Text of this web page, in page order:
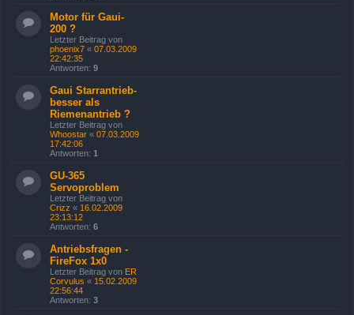
Motor für Gaui-
200 ?
Letzter Beitrag von
phoenix7 « 07.03.2009
22:42:35
Antworten: 9
Gaui Starrantrieb-
besser als
Riemenantrieb ?
Letzter Beitrag von
Whoostar « 07.03.2009
17:42:06
Antworten: 1
GU-365
Servoproblem
Letzter Beitrag von
Crizz « 16.02.2009
23:13:12
Antworten: 6
Antriebsfragen -
FireFox 1x0
Letzter Beitrag von ER
Corvulus « 15.02.2009
22:56:44
Antworten: 3